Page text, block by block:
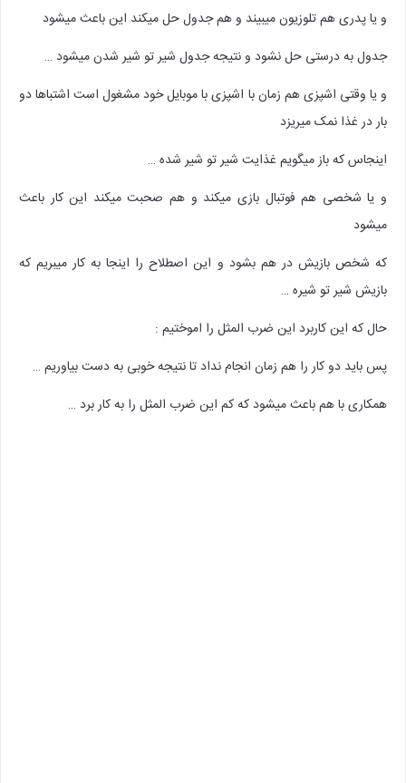
و یا پدری هم تلوزیون میبیند و هم جدول حل میکند این باعث میشود
جدول به درستی حل نشود و نتیجه جدول شیر تو شیر شدن میشود …
و یا وقتی اشپزی هم زمان با اشپزی با موبایل خود مشغول است اشتباها دو
بار در غذا نمک میریزد
اینجاس که باز میگویم غذایت شیر تو شیر شده …
و یا شخصی هم فوتبال بازی میکند و هم صحبت میکند این کار باعث
میشود
که شخص بازیش در هم بشود و این اصطلاح را اینجا به کار میبریم که
بازیش شیر تو شیره …
حال که این کاربرد این ضرب المثل را اموختیم :
پس باید دو کار را هم زمان انجام نداد تا نتیجه خوبی به دست بیاوریم …
همکاری با هم باعث میشود که کم این ضرب المثل را به کار برد …